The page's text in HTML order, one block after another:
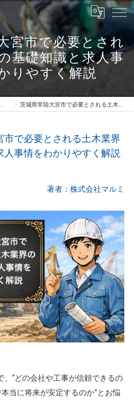
宮市で必要とされ
基礎知識と求人事
りやすく解説
茨城県常陸大宮市で必要とされる土木業界の基礎知識と求人事情をわかりやすく解説
市で必要とされる土木業界
人事情をわかりやすく解説
著者：株式会社マルミ
、“どの会社や工事が信頼できるの
当に将来が安定するのか”とお悩